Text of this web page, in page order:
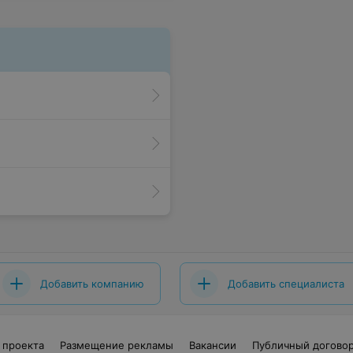
Добавить компанию Добавить специалиста
Размещение рекламы Вакансии Публичный